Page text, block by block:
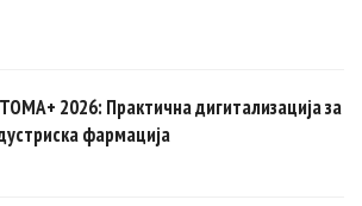
2026: Практична дигитализација за
фармација